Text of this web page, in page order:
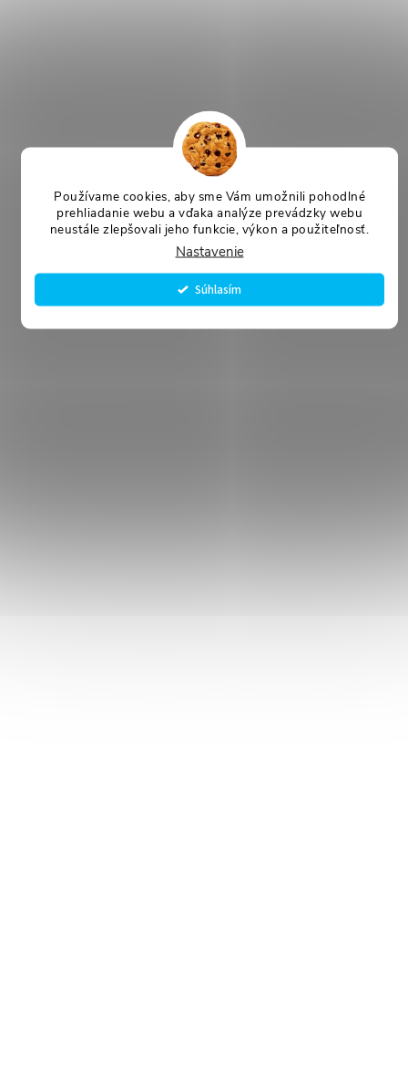
Používame cookies, aby sme Vám umožnili pohodlné
prehliadanie webu a vďaka analýze prevádzky webu
neustále zlepšovali jeho funkcie, výkon a použiteľnosť.
Nastavenie
Súhlasím